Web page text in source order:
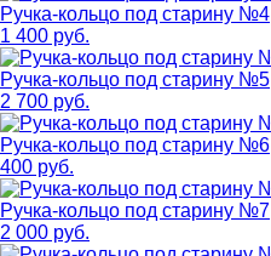
Ручка-кольцо под старину №4
1 400 руб.
Ручка-кольцо под старину №5
2 700 руб.
Ручка-кольцо под старину №6
400 руб.
Ручка-кольцо под старину №7
2 000 руб.